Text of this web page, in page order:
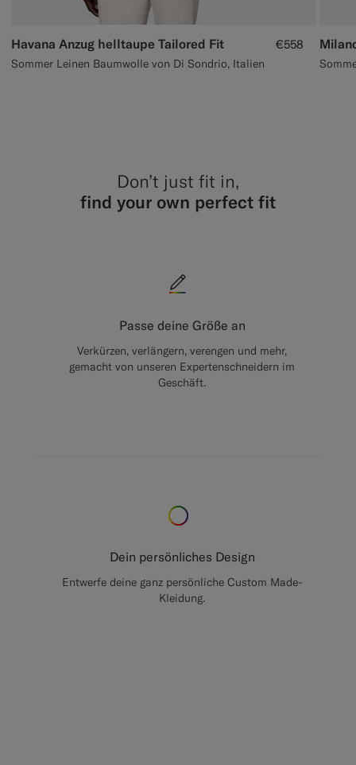
Havana Anzug helltaupe Tailored Fit
Sommer Leinen Baumwolle von Di Sondrio, Italien
€558
Don’t just fit in,
find your own perfect fit
Passe deine Größe an
Verkürzen, verlängern, verengen und mehr,
gemacht von unseren Expertenschneidern im
Geschäft.
Dein persönliches Design
Entwerfe deine ganz persönliche Custom Made-
Kleidung.